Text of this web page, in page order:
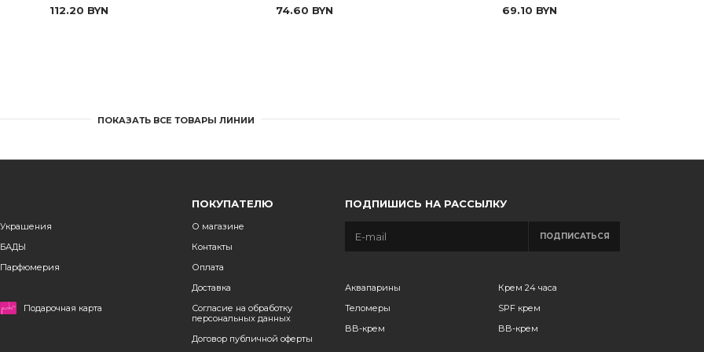
112.20 BYN 74.60 BYN 69.10 BYN
ПОКАЗАТЬ ВСЕ ТОВАРЫ ЛИНИИ
Украшения
БАДЫ
Парфюмерия
Подарочная карта
ПОКУПАТЕЛЮ
О магазине
Контакты
Оплата
Доставка
Согласие на обработку
персональных данных
Договор публичной оферты
ПОДПИШИСЬ НА РАССЫЛКУ
ПОДПИСАТЬСЯ
Аквапарины
Теломеры
BB-крем
Крем 24 часа
SPF крем
BB-крем